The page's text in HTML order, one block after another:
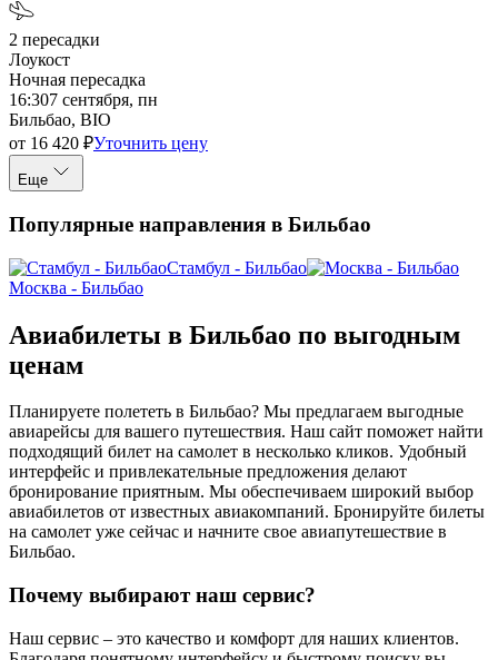
2 пересадки
Лоукост
Ночная пересадка
16:307 сентября, пн
Бильбао, BIO
от 16 420 ₽Уточнить цену
Еще
Популярные направления в Бильбао
Стамбул - Бильбао
Москва - Бильбао
Авиабилеты в Бильбао по выгодным
ценам
Планируете полететь в Бильбао? Мы предлагаем выгодные
авиарейсы для вашего путешествия. Наш сайт поможет найти
подходящий билет на самолет в несколько кликов. Удобный
интерфейс и привлекательные предложения делают
бронирование приятным. Мы обеспечиваем широкий выбор
авиабилетов от известных авиакомпаний. Бронируйте билеты
на самолет уже сейчас и начните свое авиапутешествие в
Бильбао.
Почему выбирают наш сервис?
Наш сервис – это качество и комфорт для наших клиентов.